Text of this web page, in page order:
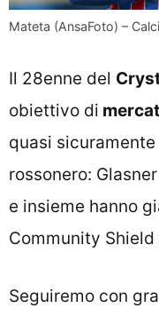
Mateta (AnsaFoto) –
Il 28enne del
obiettivo di
quasi
rossonero:
e insieme hanno
Community
Seguiremo con